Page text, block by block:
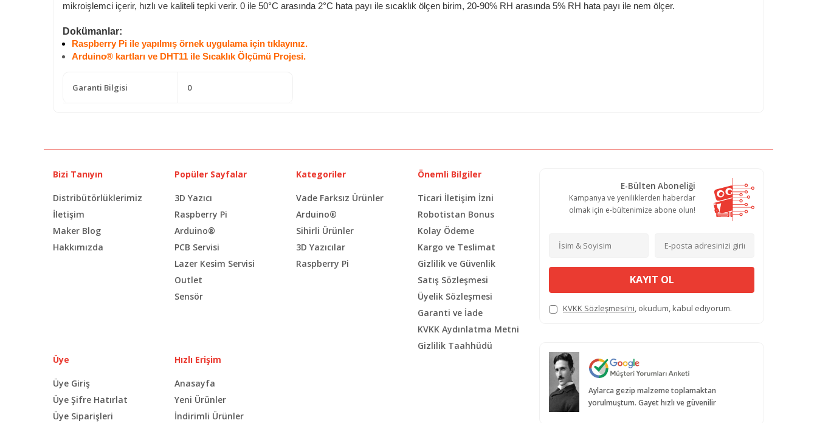
mikroişlemci içerir, hızlı ve kaliteli tepki verir. 0 ile 50°C arasında 2°C hata payı ile sıcaklık ölçen birim, 20-90% RH arasında 5% RH hata payı ile nem ölçer.
Dokümanlar:
Raspberry Pi ile yapılmış örnek uygulama için tıklayınız.
Arduino® kartları ve DHT11 ile Sıcaklık Ölçümü Projesi.
Garanti Bilgisi 0
Bizi Tanıyın
Distribütörlüklerimiz
İletişim
Maker Blog
Hakkımızda
Popüler Sayfalar
3D Yazıcı
Raspberry Pi
Arduino®
PCB Servisi
Lazer Kesim Servisi
Outlet
Sensör
Kategoriler
Vade Farksız Ürünler
Arduino®
Sihirli Ürünler
3D Yazıcılar
Raspberry Pi
Önemli Bilgiler
Ticari İletişim İzni
Robotistan Bonus
Kolay Ödeme
Kargo ve Teslimat
Gizlilik ve Güvenlik
Satış Sözleşmesi
Üyelik Sözleşmesi
Garanti ve İade
KVKK Aydınlatma Metni
Gizlilik Taahhüdü
Üye
Üye Giriş
Üye Şifre Hatırlat
Üye Siparişleri
Hızlı Erişim
Anasayfa
Yeni Ürünler
İndirimli Ürünler
E-Bülten Aboneliği
Kampanya ve yeniliklerden haberdar
olmak için e-bültenimize abone olun!
KAYIT OL
KVKK Sözleşmesi'ni, okudum, kabul ediyorum.
Aylarca gezip malzeme toplamaktan
yorulmuştum. Gayet hızlı ve güvenilir